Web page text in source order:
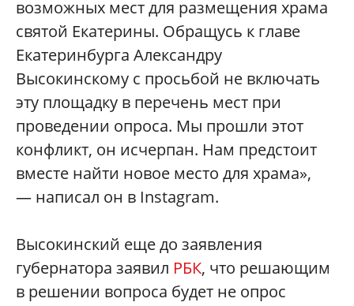
возможных мест для размещения храма
святой Екатерины. Обращусь к главе
Екатеринбурга Александру
Высокинскому с просьбой не включать
эту площадку в перечень мест при
проведении опроса. Мы прошли этот
конфликт, он исчерпан. Нам предстоит
вместе найти новое место для храма»,
— написал он в Instagram.
Высокинский еще до заявления
губернатора заявил РБК, что решающим
в решении вопроса будет не опрос